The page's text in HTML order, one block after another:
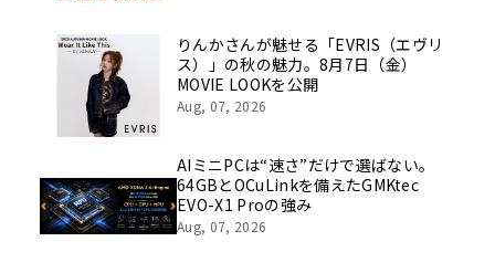
りんかさんが魅せる「EVRIS（エヴリ
ス）」の秋の魅力。8月7日（金）
MOVIE LOOKを公開
Aug, 07, 2026
AIミニPCは“速さ”だけで選ばない。
64GBとOCuLinkを備えたGMKtec
EVO-X1 Proの強み
Aug, 07, 2026